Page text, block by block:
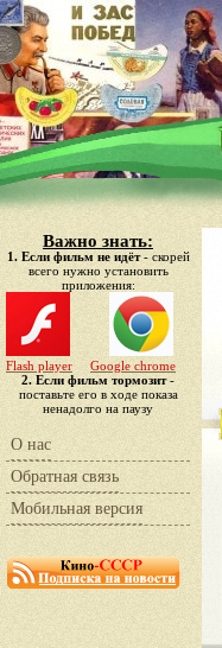
Важно знать:
1. Если фильм не идёт- скорей
всего нужно установить
приложения:
Flash player
Google chrome
2. Если фильм тормозит-
поставьте его в ходе показа
ненадолго на паузу
О нас
Обратная связь
Мобильная версия